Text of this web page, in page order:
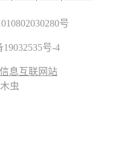
号
号-4
息互联网站
虫